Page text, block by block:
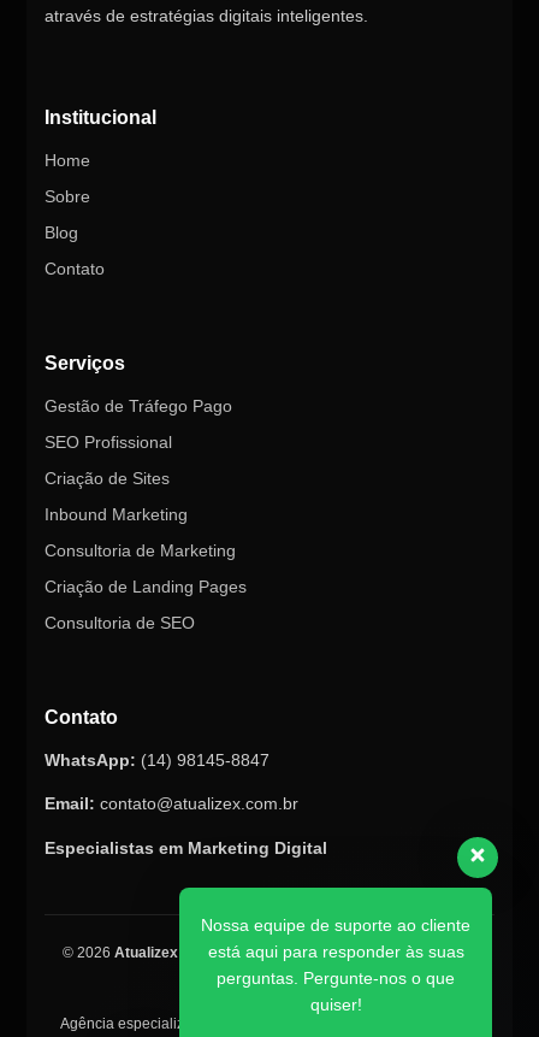
através de estratégias digitais inteligentes.
Institucional
Home
Sobre
Blog
Contato
Serviços
Gestão de Tráfego Pago
SEO Profissional
Criação de Sites
Inbound Marketing
Consultoria de Marketing
Criação de Landing Pages
Consultoria de SEO
Contato
WhatsApp: (14) 98145-8847
Email: contato@atualizex.com.br
Especialistas em Marketing Digital
© 2026 Atualizex Marketing & Performance. Todos os direitos
reservados.
Agência especializada em SEO, criação de sites, tráfego pago e
Nossa equipe de suporte ao cliente
está aqui para responder às suas
perguntas. Pergunte-nos o que
quiser!